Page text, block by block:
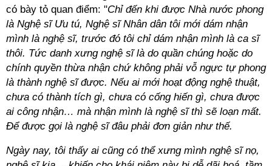
có bày tỏ quan điểm: "Chỉ đến khi được Nhà nước phong
là Nghệ sĩ Ưu tú, Nghệ sĩ Nhân dân tôi mới dám nhận
mình là nghệ sĩ, trước đó tôi chỉ dám nhận mình là ca sĩ
thôi. Tức danh xưng nghệ sĩ là do quần chúng hoặc do
chính quyền thừa nhận chứ không phải vỗ ngực tự phong
là thành nghệ sĩ được. Nếu ai mới hoạt động nghệ thuật,
chưa có thành tích gì, chưa có cống hiến gì, chưa được
ai công nhận… mà nhận mình là nghệ sĩ thì sẽ loạn mất.
Để được gọi là nghệ sĩ đâu phải đơn giản như thế.
Ngày nay, tôi thấy ai cũng có thể xưng mình nghệ sĩ nọ,